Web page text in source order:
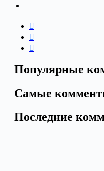
Популярные
Самые
Последние